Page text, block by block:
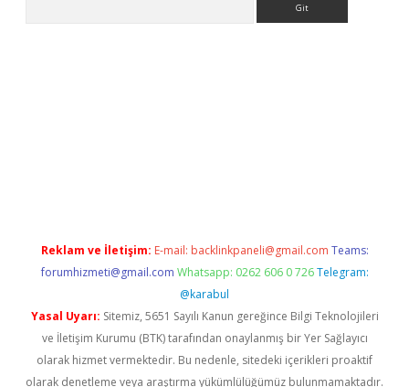
Reklam ve İletişim: E-mail: backlinkpaneli@gmail.com Teams:
forumhizmeti@gmail.com Whatsapp: 0262 606 0 726 Telegram:
@karabul
Yasal Uyarı: Sitemiz, 5651 Sayılı Kanun gereğince Bilgi Teknolojileri
ve İletişim Kurumu (BTK) tarafından onaylanmış bir Yer Sağlayıcı
olarak hizmet vermektedir. Bu nedenle, sitedeki içerikleri proaktif
olarak denetleme veya araştırma yükümlülüğümüz bulunmamaktadır.